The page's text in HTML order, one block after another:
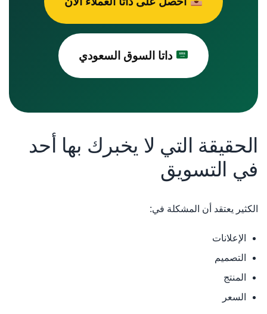
داتا السوق السعودي
الحقيقة التي لا يخبرك بها أحد
في التسويق
الكثير يعتقد أن المشكلة في:
الإعلانات
التصميم
المنتج
السعر